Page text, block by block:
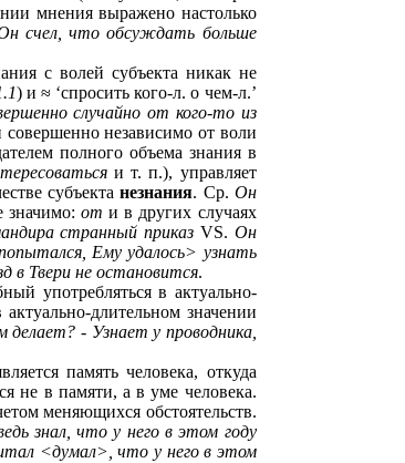
мнения выражено настолько
счел, что обсуждать больше
с волей субъекта никак не
) и ≈ ‘спросить кого-л. о чем-л.’
случайно от кого-то из
совершенно независимо от воли
полного объема знания в
и т. п.), управляет
субъектанезнания. Ср. Он
значимо:от и в других случаях
странный приказ VS. Он
Ему удалось> узнать
в Твери не остановится.
употребляться в актуально-
длительном значении
- Узнает у проводника,
память человека, откуда
не в памяти, а в уме человека.
меняющихся обстоятельств.
знал, что у него в этом году
<думал>, что у него в этом